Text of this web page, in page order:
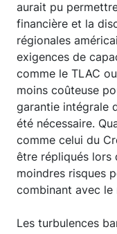
aurait pu
financière et la
régionales
exigences de
comme le TLAC
moins coûteuse
garantie intégrale
été nécessaire.
comme celui du
être répliqués lors
moindres risques
combinant avec le
Les turbulences